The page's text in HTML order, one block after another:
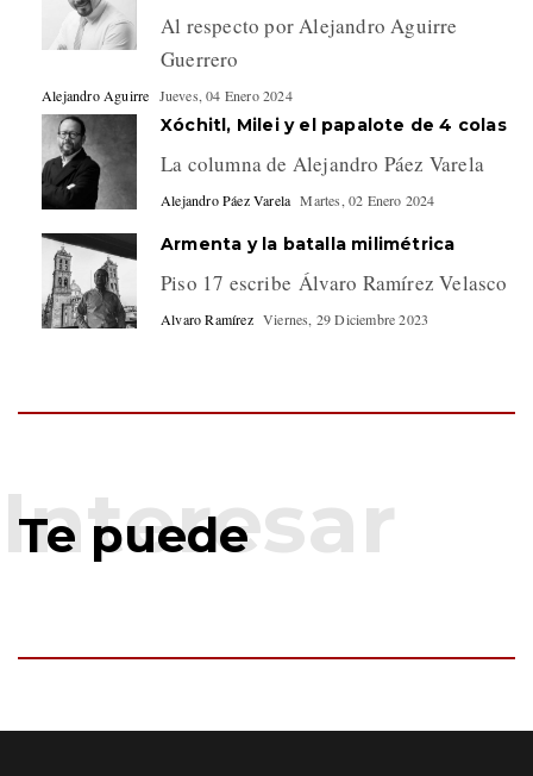
Al respecto por Alejandro Aguirre
Guerrero
Alejandro Aguirre Jueves, 04 Enero 2024
Xóchitl, Milei y el papalote de 4 colas
La columna de Alejandro Páez Varela
Alejandro Páez Varela Martes, 02 Enero 2024
Armenta y la batalla milimétrica
Piso 17 escribe Álvaro Ramírez Velasco
Alvaro Ramírez Viernes, 29 Diciembre 2023
Te puede